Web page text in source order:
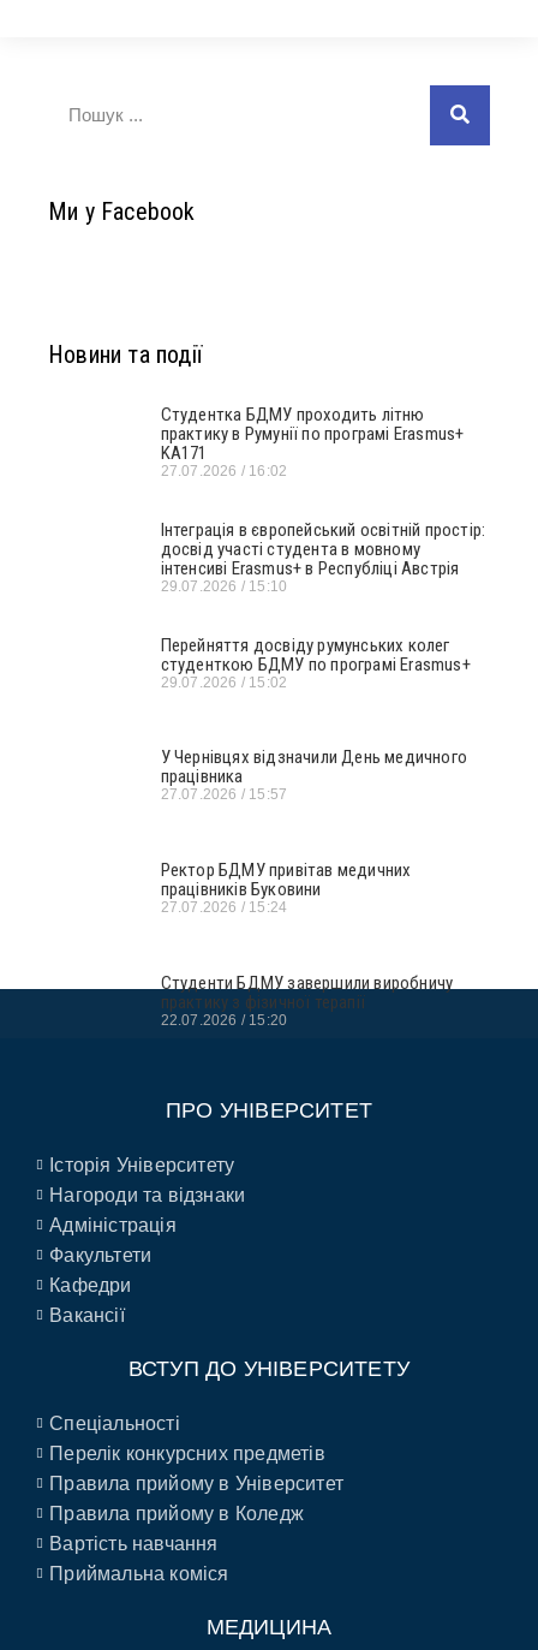
Ми у Facebook
Новини та події
Студентка БДМУ проходить літню
практику в Румунії по програмі Erasmus+
KA171
27.07.2026 16:02
Інтеграція в європейський освітній простір:
досвід участі студента в мовному
інтенсиві Erasmus+ в Республіці Австрія
29.07.2026 15:10
Перейняття досвіду румунських колег
студенткою БДМУ по програмі Erasmus+
29.07.2026 15:02
У Чернівцях відзначили День медичного
працівника
27.07.2026 15:57
Ректор БДМУ привітав медичних
працівників Буковини
27.07.2026 15:24
Студенти БДМУ завершили виробничу
практику з фізичної терапії
22.07.2026 15:20
ПРО УНІВЕРСИТЕТ
Історія Університету
Нагороди та відзнаки
Адміністрація
Факультети
Кафедри
Вакансії
ВСТУП ДО УНІВЕРСИТЕТУ
Спеціальності
Перелік конкурсних предметів
Правила прийому в Університет
Правила прийому в Коледж
Вартість навчання
Приймальна коміся
МЕДИЦИНА